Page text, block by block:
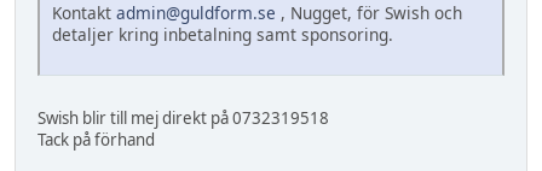
Kontakt admin@guldform.se , Nugget, för Swish och
detaljer kring inbetalning samt sponsoring.
Swish blir till mej direkt på 0732319518
Tack på förhand